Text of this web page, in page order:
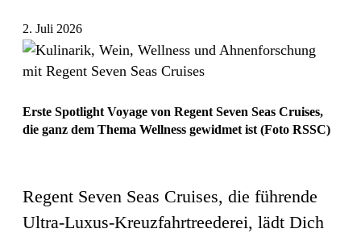
2. Juli 2026
Erste Spotlight Voyage von Regent Seven Seas Cruises,
die ganz dem Thema Wellness gewidmet ist (Foto RSSC)
Regent Seven Seas Cruises, die führende
Ultra-Luxus-Kreuzfahrtreederei, lädt Dich